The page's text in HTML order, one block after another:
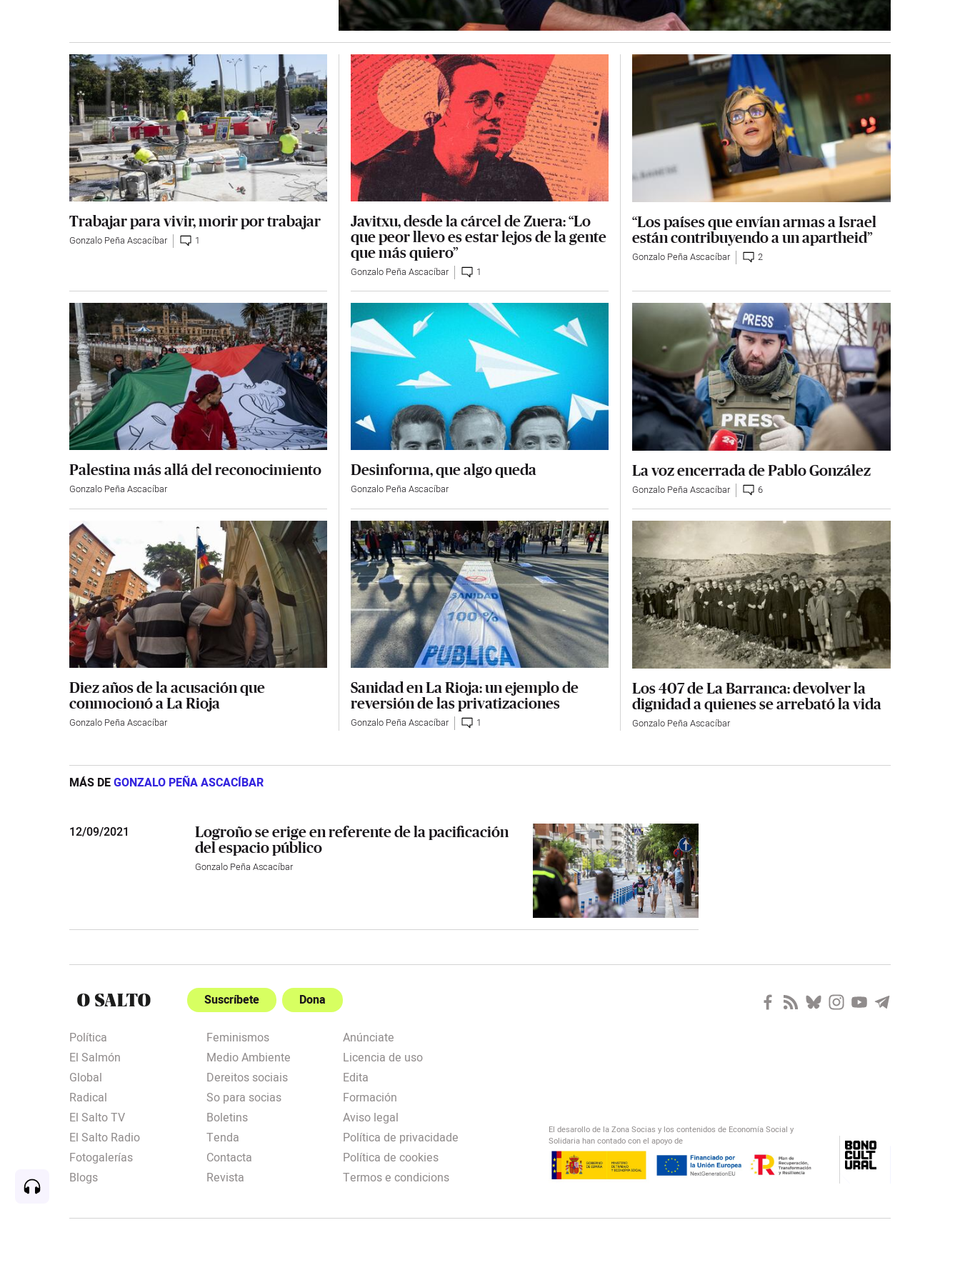
Trabajar para vivir, morir por trabajar
Gonzalo Peña Ascacíbar 1
Javitxu, desde la cárcel de Zuera: “Lo
que peor llevo es estar lejos de la gente
que más quiero”
Gonzalo Peña Ascacíbar 1
“Los países que envían armas a Israel
están contribuyendo a un apartheid”
Gonzalo Peña Ascacíbar 2
Palestina más allá del reconocimiento
Gonzalo Peña Ascacíbar
Desinforma, que algo queda
Gonzalo Peña Ascacíbar
La voz encerrada de Pablo González
Gonzalo Peña Ascacíbar 6
Diez años de la acusación que
conmocionó a La Rioja
Gonzalo Peña Ascacíbar
Sanidad en La Rioja: un ejemplo de
reversión de las privatizaciones
Gonzalo Peña Ascacíbar 1
Los 407 de La Barranca: devolver la
dignidad a quienes se arrebató la vida
Gonzalo Peña Ascacíbar
MÁS DEGONZALO PEÑA ASCACÍBAR
12/09/2021
Logroño se erige en referente de la pacificación
del espacio público
Gonzalo Peña Ascacíbar
Suscríbete Dona
Política
El Salmón
Global
Radical
El Salto TV
El Salto Radio
Fotogalerías
Blogs
Feminismos
Medio Ambiente
Dereitos sociais
So para socias
Boletins
Tenda
Contacta
Revista
Anúnciate
Licencia de uso
Edita
Formación
Aviso legal
Política de privacidade
Política de cookies
Termos e condicions
El desarollo de la Zona Socias y los contenidos de Economía Social y
Solidaria han contado con el apoyo de